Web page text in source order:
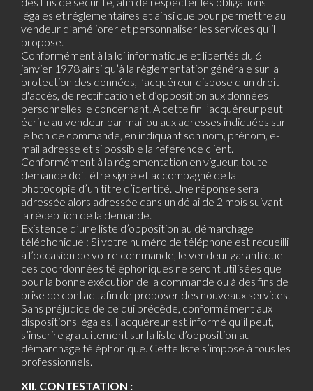
légales et réglementaires et ainsi que pour permettre au
vendeur d’améliorer et personnaliser les services qu’il
propose.
Conformément à la loi informatique et libertés du 6
janvier 1978 ainsi qu’à la règlementation générale sur la
protection des données, l’acquéreur dispose d'un droit
d'accès, de rectification et d’opposition aux données
personnelles le concernant. A cette fin l’acquéreur peut
écrire au vendeur par mail ou aux adresses indiquées sur
le bon de commande, en indiquant son nom, prénom, e-
mail adresse et si possible la référence client.
Conformément à la réglementation en vigueur, toute
demande doit être signé et accompagné de la
photocopie d’un titre d’identité. Une réponse sera
adressée alors adressée dans un délai de 2 mois suivant
la réception de la demande.
Existence d’une liste d’opposition au démarchage
téléphonique : Si votre numéro de téléphone est recueilli
à l’occasion de votre commande, le vendeur garanti que
ces coordonnées téléphoniques ne seront utilisées que
pour la bonne exécution de la commande ou à des fins de
prise de contact afin de proposer des nouveaux services.
Sans préjudice de ce qui précède, conformément aux
dispositions légales, l’acquéreur est informé qu’il peut,
s’inscrire gratuitement sur la liste d’opposition au
démarchage téléphonique. Cette liste s’impose à tous les
professionnels.
XII. CONTESTATION :